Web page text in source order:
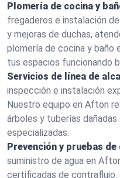
Plomería de cocina y
fregaderos e instalación
y mejoras de duchas,
plomería de cocina y baño
tus espacios funcionando
Servicios de línea de
inspección e instalación
Nuestro equipo en Afton
árboles y tuberías
especializadas.
Prevención y pruebas
suministro de agua en
certificadas de contraflujo.